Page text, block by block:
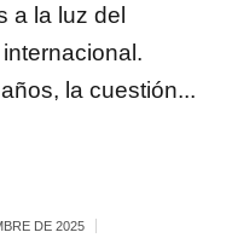
a la luz del
la cuestión...
DE 2025